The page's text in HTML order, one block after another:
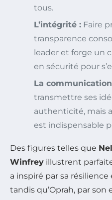
tous.
L’intégrité : Faire
transparence
leader et forge un
en sécurité pour
La
transmettre ses
authenticité, mais
est indispensable
Des figures telles que
Winfrey illustrent
a inspiré par sa
tandis qu’Oprah, par